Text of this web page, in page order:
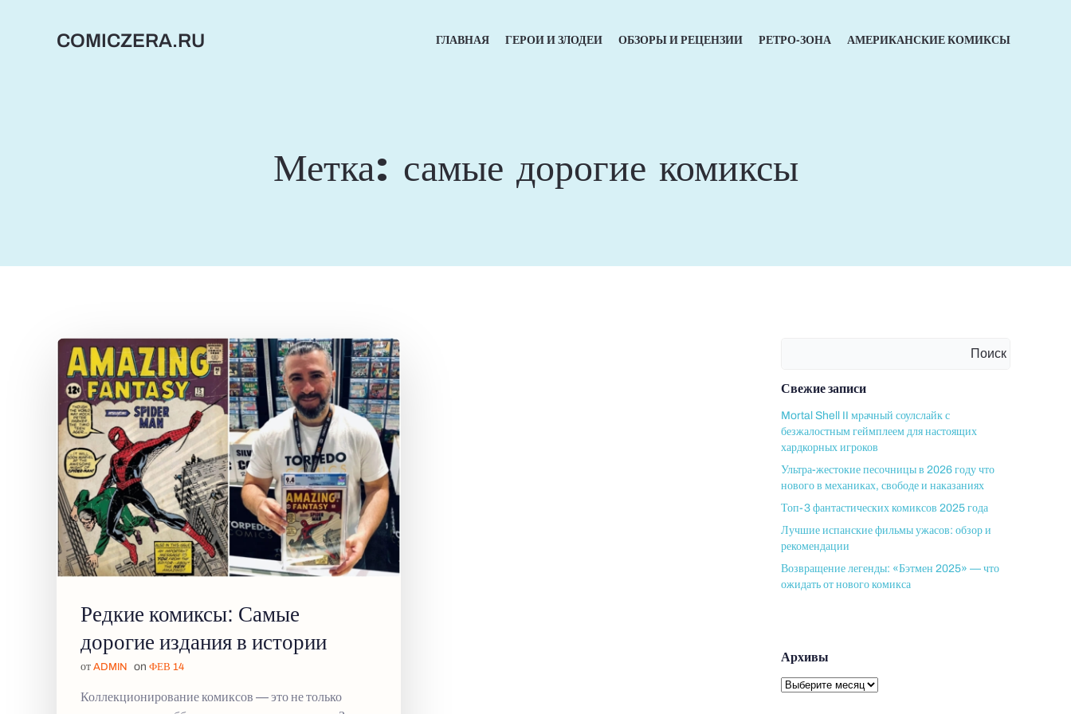
содержимомуCOMICZERA.RU ГЛАВНАЯ ГЕРОИ И ЗЛОДЕИ ОБЗОРЫ И РЕЦЕНЗИИ РЕТРО-ЗОНА АМЕРИКАНСКИЕ КОМИКСЫ
Метка: самые дорогие комиксы
Редкие комиксы: Самые
дорогие издания в истории
от ADMIN on ФЕВ 14
Коллекционирование комиксов — это не только
Поиск
Свежие записи
Mortal Shell II мрачный соулслайк с
безжалостным геймплеем для настоящих
хардкорных игроков
Ультра-жестокие песочницы в 2026 году что
нового в механиках, свободе и наказаниях
Топ-3 фантастических комиксов 2025 года
Лучшие испанские фильмы ужасов: обзор и
рекомендации
Возвращение легенды: «Бэтмен 2025» — что
ожидать от нового комикса
Архивы
Архивы